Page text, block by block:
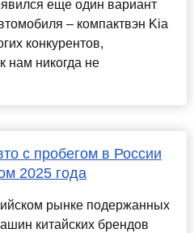
еще один вариант
– компактвэн Kia
конкурентов,
нам никогда не
с пробегом в России
2025 года
рынке подержанных
китайских брендов